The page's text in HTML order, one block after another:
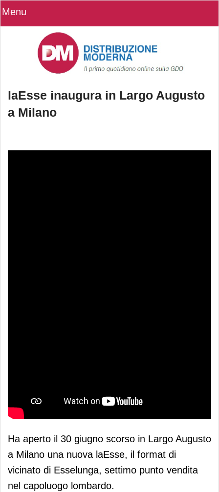
Menu
laEsse inaugura in Largo Augusto
a Milano
Milano
Ha aperto il 30 giugno scorso in Largo Augusto
a Milano una nuova laEsse, il format di
vicinato di Esselunga, settimo punto vendita
nel capoluogo lombardo.